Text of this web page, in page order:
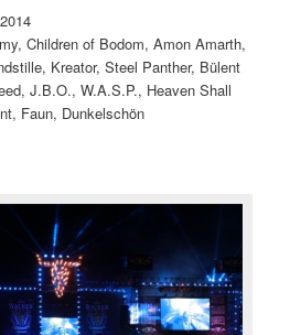
Children of Bodom, Amon Amarth,
Kreator, Steel Panther, Bülent
J.B.O., W.A.S.P., Heaven Shall
Faun, Dunkelschön